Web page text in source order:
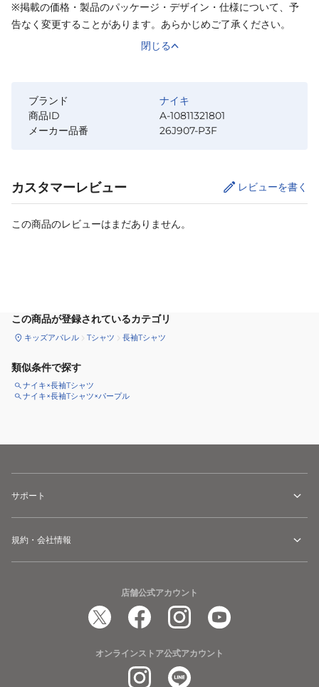
※掲載の価格・製品のパッケージ・デザイン・仕様について、予
告なく変更することがあります。あらかじめご了承ください。
閉じる
ブランド
ナイキ
商品ID
A-10811321801
メーカー品番
26J907-P3F
カスタマーレビュー レビューを書く
この商品のレビューはまだありません。
この商品が登録されているカテゴリ
キッズアパレル Tシャツ 長袖Tシャツ
類似条件で探す
ナイキ×長袖Tシャツ
ナイキ×長袖Tシャツ×パープル
サポート
規約・会社情報
店舗公式アカウント
オンラインストア公式アカウント